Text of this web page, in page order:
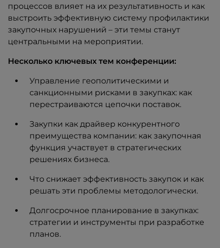
процессов влияет на их результативность и как
выстроить эффективную систему профилактики
закупочных нарушений – эти темы станут
центральными на мероприятии.
Несколько ключевых тем конференции:
Управление геополитическими и
санкционными рисками в закупках: как
перестраиваются цепочки поставок.
Закупки как драйвер конкурентного
преимущества компании: как закупочная
функция участвует в стратегических
решениях бизнеса.
Что снижает эффективность закупок и как
решать эти проблемы методологически.
Долгосрочное планирование в закупках:
стратегии и инструменты при разработке
планов.